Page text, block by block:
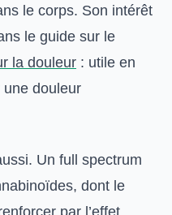
le corps. Son intérêt
le guide sur le
la douleur : utile en
douleur
Un full spectrum
dont le
par l’effet